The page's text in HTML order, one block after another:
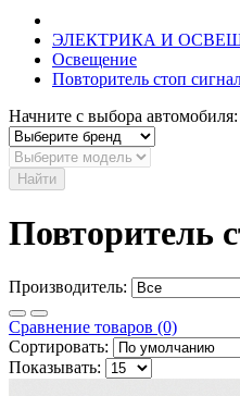
ЭЛЕКТРИКА И
Освещение
Повторитель стоп
Начните с выбора автомобиля:
Найти
Повторитель
Производитель:
Сравнение товаров (0)
Сортировать:
Показывать: